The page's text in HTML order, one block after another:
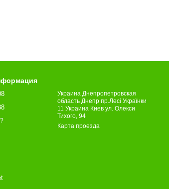
Украина Днепропетровская
область Днепр пр.Лесі Українки
11 Украина Киев ул. Олекси
Тихого, 94
Карта проезда